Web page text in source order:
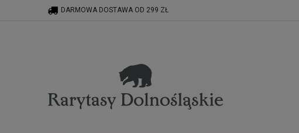
DARMOWA DOSTAWA OD 299 ZŁ